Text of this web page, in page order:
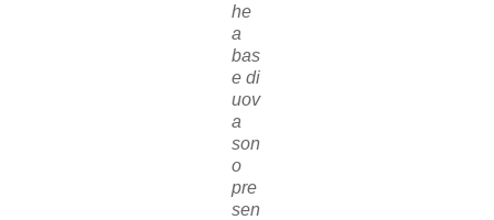
he
a
bas
e di
uov
a
son
o
pre
sen